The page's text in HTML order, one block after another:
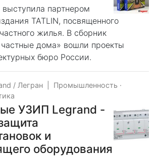
партнером
TATLIN, посвященного
жилья. В сборник
дома» вошли проекты
бюро России.
/ Легран Промышленность ·
УЗИП Legrand -
и
оборудования